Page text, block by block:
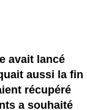
avait lancé
aussi la fin
récupéré
a souhaité